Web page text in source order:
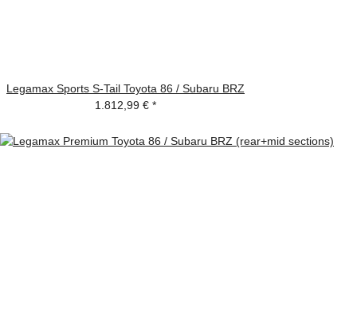
Legamax Sports S-Tail Toyota 86 / Subaru BRZ
1.812,99 € *